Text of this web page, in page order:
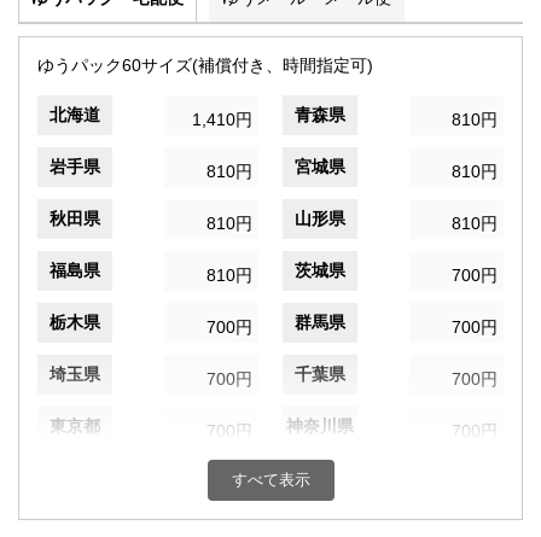
ゆうパック60サイズ(補償付き、時間指定可)
北海道 1,410円 青森県 810円
岩手県 810円 宮城県 810円
秋田県 810円 山形県 810円
福島県 810円 茨城県 700円
栃木県 700円 群馬県 700円
埼玉県 700円 千葉県 700円
東京都 700円 神奈川県 700円
700円 富山県
すべて表示